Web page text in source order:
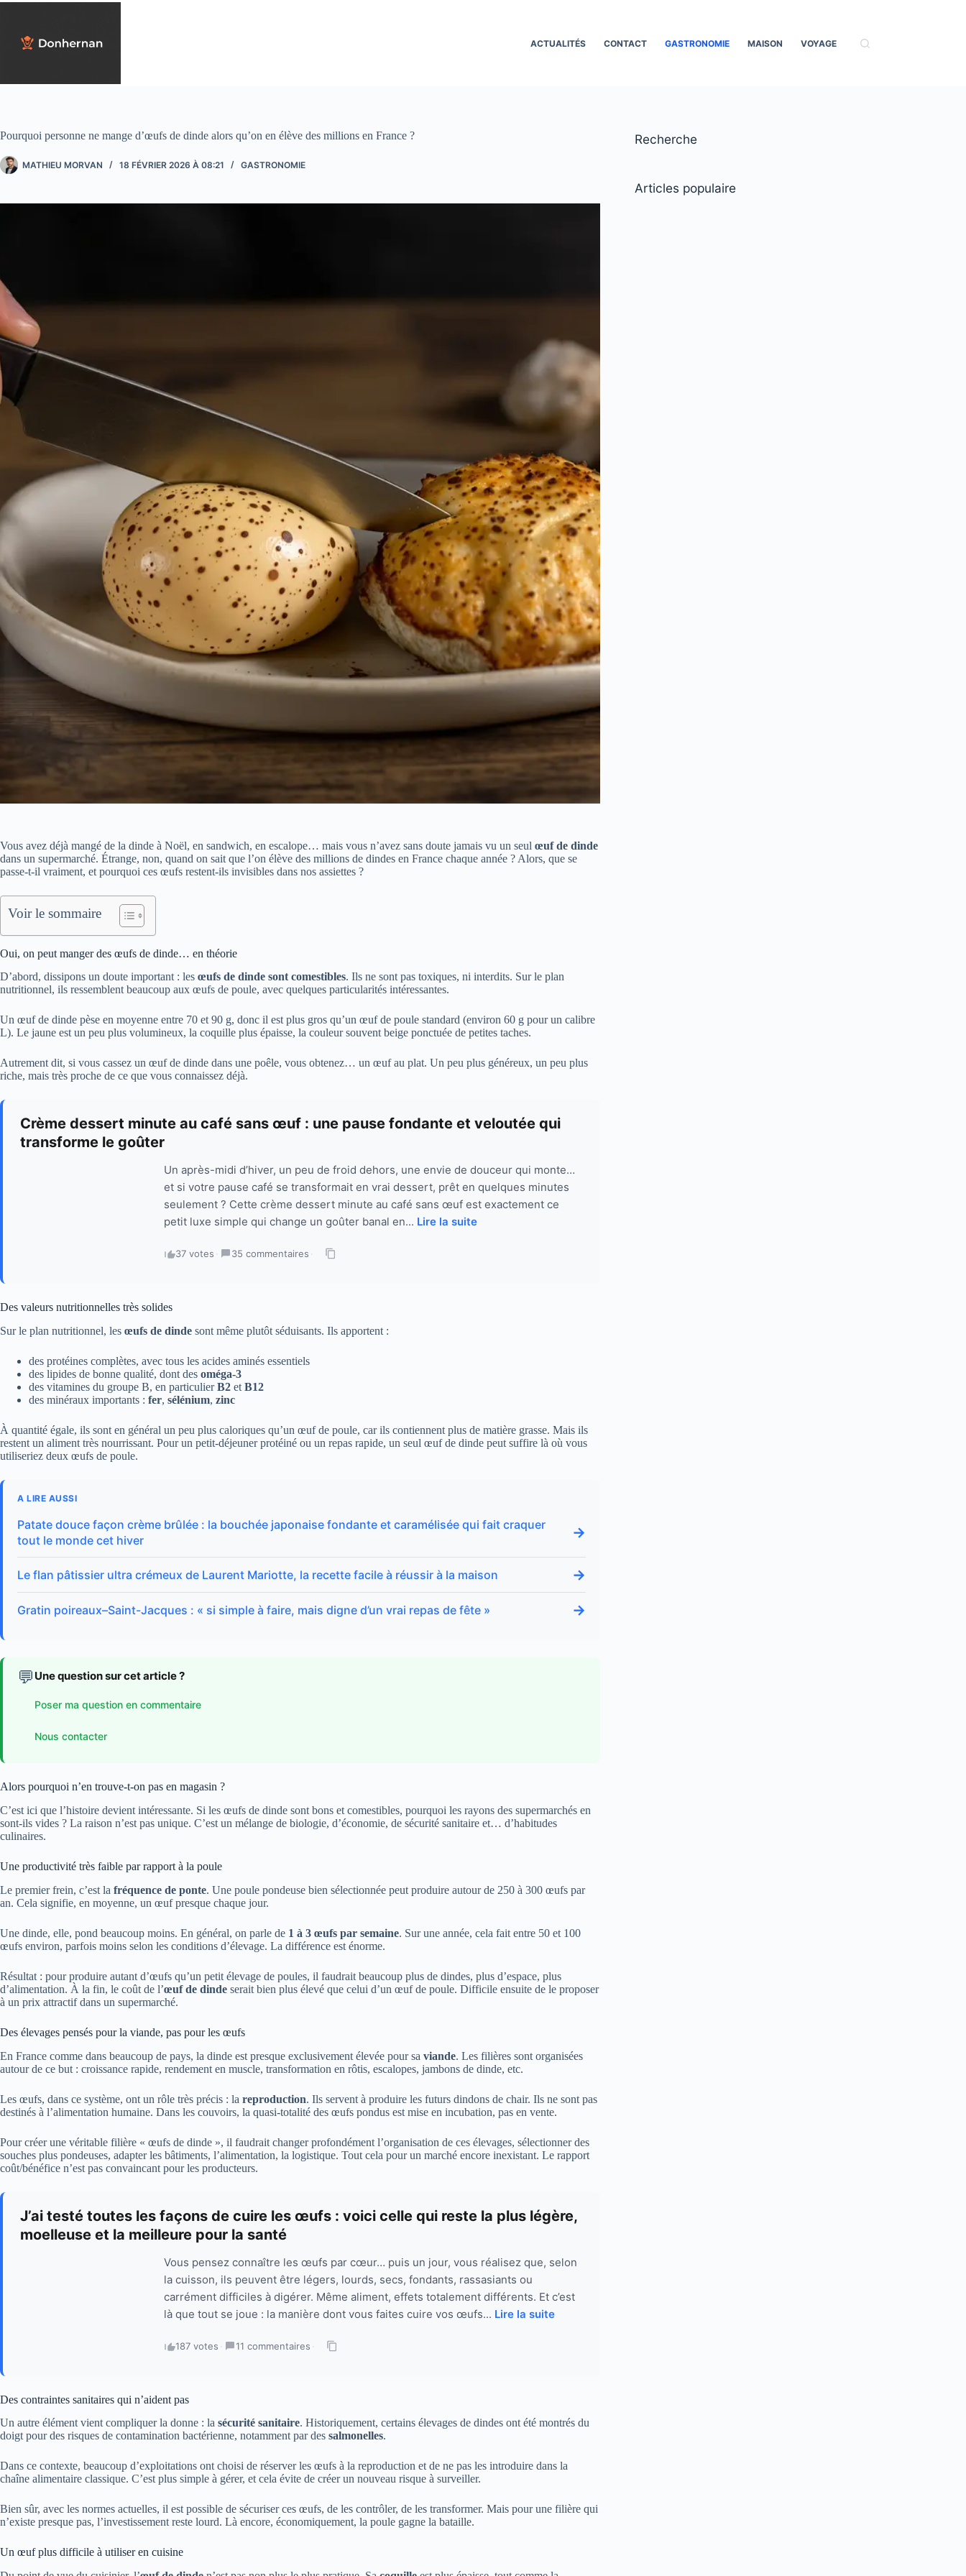
Passer
ACTUALITÉS CONTACT GASTRONOMIE MAISON VOYAGE
Pourquoi personne ne mange d’œufs de dinde alors qu’on en élève des millions en France ?
MATHIEU MORVAN 18 FÉVRIER 2026 À 08:21 GASTRONOMIE
Vous avez déjà mangé de la dinde à Noël, en sandwich, en escalope… mais vous n’avez sans doute jamais vu un seul œuf de dinde
dans un supermarché. Étrange, non, quand on sait que l’on élève des millions de dindes en France chaque année ? Alors, que se
passe-t-il vraiment, et pourquoi ces œufs restent-ils invisibles dans nos assiettes ?
Voir le sommaire
Oui, on peut manger des œufs de dinde… en théorie
D’abord, dissipons un doute important : les œufs de dinde sont comestibles. Ils ne sont pas toxiques, ni interdits. Sur le plan
nutritionnel, ils ressemblent beaucoup aux œufs de poule, avec quelques particularités intéressantes.
Un œuf de dinde pèse en moyenne entre 70 et 90 g, donc il est plus gros qu’un œuf de poule standard (environ 60 g pour un calibre
L). Le jaune est un peu plus volumineux, la coquille plus épaisse, la couleur souvent beige ponctuée de petites taches.
Autrement dit, si vous cassez un œuf de dinde dans une poêle, vous obtenez… un œuf au plat. Un peu plus généreux, un peu plus
riche, mais très proche de ce que vous connaissez déjà.
Crème dessert minute au café sans œuf : une pause fondante et veloutée qui
transforme le goûter
Un après-midi d’hiver, un peu de froid dehors, une envie de douceur qui monte…
et si votre pause café se transformait en vrai dessert, prêt en quelques minutes
seulement ? Cette crème dessert minute au café sans œuf est exactement ce
petit luxe simple qui change un goûter banal en... Lire la suite
37 votes · 35 commentaires ·
Des valeurs nutritionnelles très solides
Sur le plan nutritionnel, les œufs de dinde sont même plutôt séduisants. Ils apportent :
des protéines complètes, avec tous les acides aminés essentiels
des lipides de bonne qualité, dont des oméga-3
des vitamines du groupe B, en particulierB2 et B12
des minéraux importants : fer, sélénium, zinc
À quantité égale, ils sont en général un peu plus caloriques qu’un œuf de poule, car ils contiennent plus de matière grasse. Mais ils
restent un aliment très nourrissant. Pour un petit-déjeuner protéiné ou un repas rapide, un seul œuf de dinde peut suffire là où vous
utiliseriez deux œufs de poule.
A LIRE AUSSI
Patate douce façon crème brûlée : la bouchée japonaise fondante et caramélisée qui fait craquer
tout le monde cet hiver
→
Le flan pâtissier ultra crémeux de Laurent Mariotte, la recette facile à réussir à la maison →
Gratin poireaux–Saint-Jacques : « si simple à faire, mais digne d’un vrai repas de fête » →
💬 Une question sur cet article ?
Poser ma question en commentaire
Nous contacter
Alors pourquoi n’en trouve-t-on pas en magasin ?
C’est ici que l’histoire devient intéressante. Si les œufs de dinde sont bons et comestibles, pourquoi les rayons des supermarchés en
sont-ils vides ? La raison n’est pas unique. C’est un mélange de biologie, d’économie, de sécurité sanitaire et… d’habitudes
culinaires.
Une productivité très faible par rapport à la poule
Le premier frein, c’est la fréquence de ponte. Une poule pondeuse bien sélectionnée peut produire autour de 250 à 300 œufs par
an. Cela signifie, en moyenne, un œuf presque chaque jour.
Une dinde, elle, pond beaucoup moins. En général, on parle de 1 à 3 œufs par semaine. Sur une année, cela fait entre 50 et 100
œufs environ, parfois moins selon les conditions d’élevage. La différence est énorme.
Résultat : pour produire autant d’œufs qu’un petit élevage de poules, il faudrait beaucoup plus de dindes, plus d’espace, plus
d’alimentation. À la fin, le coût de l’œuf de dinde serait bien plus élevé que celui d’un œuf de poule. Difficile ensuite de le proposer
à un prix attractif dans un supermarché.
Des élevages pensés pour la viande, pas pour les œufs
En France comme dans beaucoup de pays, la dinde est presque exclusivement élevée pour sa viande. Les filières sont organisées
autour de ce but : croissance rapide, rendement en muscle, transformation en rôtis, escalopes, jambons de dinde, etc.
Les œufs, dans ce système, ont un rôle très précis : la reproduction. Ils servent à produire les futurs dindons de chair. Ils ne sont pas
destinés à l’alimentation humaine. Dans les couvoirs, la quasi-totalité des œufs pondus est mise en incubation, pas en vente.
Pour créer une véritable filière « œufs de dinde », il faudrait changer profondément l’organisation de ces élevages, sélectionner des
souches plus pondeuses, adapter les bâtiments, l’alimentation, la logistique. Tout cela pour un marché encore inexistant. Le rapport
coût/bénéfice n’est pas convaincant pour les producteurs.
J’ai testé toutes les façons de cuire les œufs : voici celle qui reste la plus légère,
moelleuse et la meilleure pour la santé
Vous pensez connaître les œufs par cœur… puis un jour, vous réalisez que, selon
la cuisson, ils peuvent être légers, lourds, secs, fondants, rassasiants ou
carrément difficiles à digérer. Même aliment, effets totalement différents. Et c’est
là que tout se joue : la manière dont vous faites cuire vos œufs... Lire la suite
187 votes · 11 commentaires ·
Des contraintes sanitaires qui n’aident pas
Un autre élément vient compliquer la donne : la sécurité sanitaire. Historiquement, certains élevages de dindes ont été montrés du
doigt pour des risques de contamination bactérienne, notamment par des salmonelles.
Dans ce contexte, beaucoup d’exploitations ont choisi de réserver les œufs à la reproduction et de ne pas les introduire dans la
chaîne alimentaire classique. C’est plus simple à gérer, et cela évite de créer un nouveau risque à surveiller.
Bien sûr, avec les normes actuelles, il est possible de sécuriser ces œufs, de les contrôler, de les transformer. Mais pour une filière qui
n’existe presque pas, l’investissement reste lourd. Là encore, économiquement, la poule gagne la bataille.
Un œuf plus difficile à utiliser en cuisine
Recherche
Articles populaire